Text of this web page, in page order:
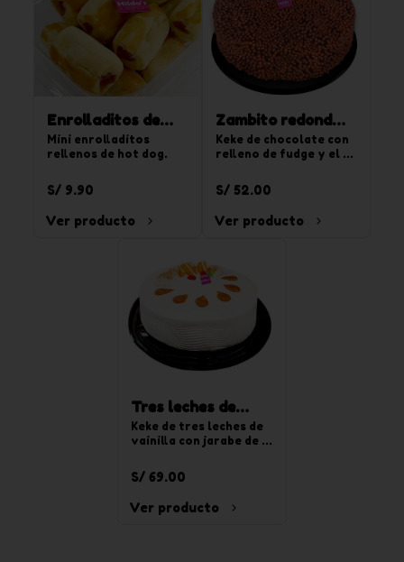
Enrolladitos de
hot dog 15 und
Mini enrolladitos
rellenos de hot dog.
S/ 9.90
Ver producto
Zambito redondo
chico
Keke de chocolate con
relleno de fudge y el
crema de vainilla y
chispas de
chocoyogurt. Para 20
tajadas.
S/ 52.00
Ver producto
Tres leches de
vainilla redonda
mediana
Keke de tres leches de
vainilla con jarabe de
crema pastelera y
decorado con crema de
chantilly de vainilla.
Para 20 tajadas.
S/ 69.00
Ver producto